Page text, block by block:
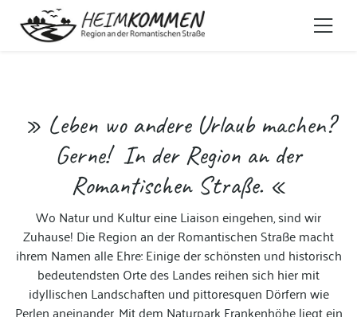
» Leben wo andere Urlaub machen?
Gerne! In der Region an der
Romantischen Straße. «
Wo Natur und Kultur eine Liaison eingehen, sind wir
Zuhause! Die Region an der Romantischen Straße macht
ihrem Namen alle Ehre: Einige der schönsten und historisch
bedeutendsten Orte des Landes reihen sich hier mit
idyllischen Landschaften und pittoresquen Dörfern wie
Perlen aneinander. Mit dem Naturpark Frankenhöhe liegt ein